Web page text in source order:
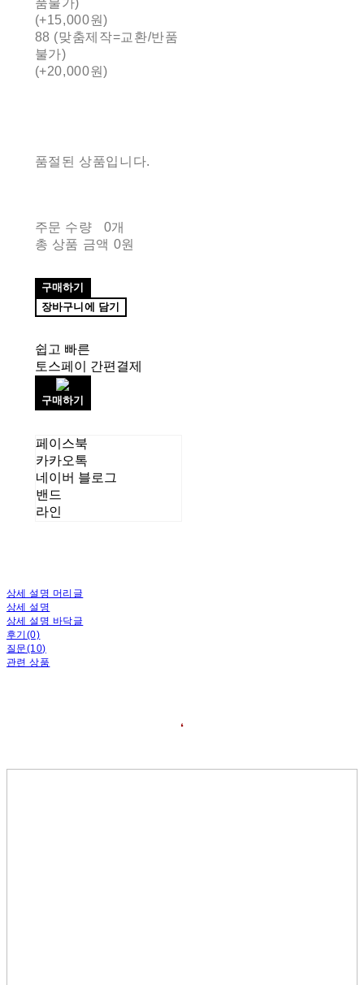
(+15,000원)
88 (맞춤제작=교환/반품
불가)
(+20,000원)
품절된 상품입니다.
주문 수량
0개
총 상품 금액 0원
구매하기
장바구니에 담기
쉽고 빠른
토스페이 간편결제
구매하기
페이스북
카카오톡
네이버 블로그
밴드
라인
상세 설명 머리글
상세 설명
상세 설명 바닥글
후기(0)
질문(10)
관련 상품
❛